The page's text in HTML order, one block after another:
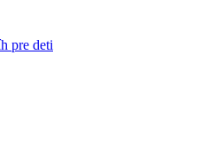
pre deti